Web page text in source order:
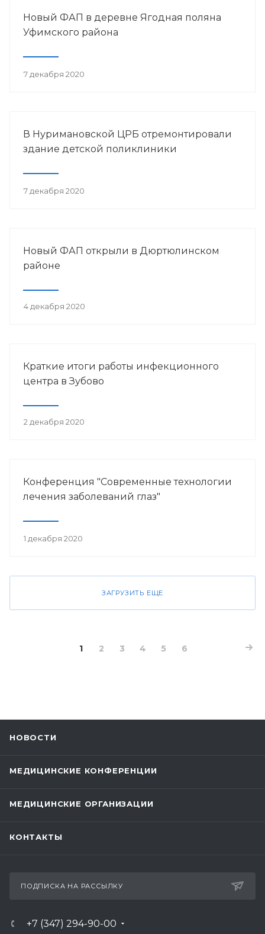
Новый ФАП в деревне Ягодная поляна
Уфимского района
7 декабря 2020
В Нуримановской ЦРБ отремонтировали
здание детской поликлиники
7 декабря 2020
Новый ФАП открыли в Дюртюлинском
районе
4 декабря 2020
Краткие итоги работы инфекционного
центра в Зубово
2 декабря 2020
Конференция "Современные технологии
лечения заболеваний глаз"
1 декабря 2020
ЗАГРУЗИТЬ ЕЩЕ
1 2 3 4 5 6
НОВОСТИ
МЕДИЦИНСКИЕ КОНФЕРЕНЦИИ
МЕДИЦИНСКИЕ ОРГАНИЗАЦИИ
КОНТАКТЫ
ПОДПИСКА НА РАССЫЛКУ
+7 (347) 294-90-00